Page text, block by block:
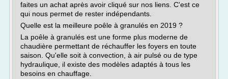
faites un achat après avoir cliqué sur nos liens. C'est ce
qui nous permet de rester indépendants.
Quelle est la meilleure poêle à granulés en 2019 ?
La poêle à granulés est une forme plus moderne de
chaudière permettant de réchauffer les foyers en toute
saison. Qu'elle soit à convection, à air pulsé ou de type
hydraulique, il existe des modèles adaptés à tous les
besoins en chauffage.